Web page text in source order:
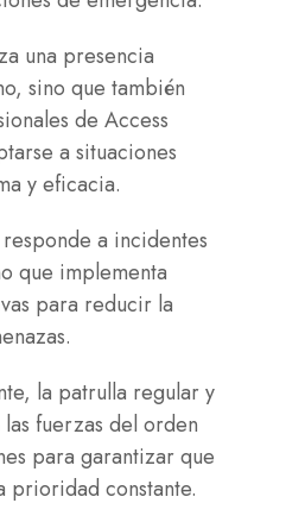
una presencia
sino que también
de Access
a situaciones
y eficacia.
a incidentes
que implementa
para reducir la
la patrulla regular y
fuerzas del orden
para garantizar que
prioridad constante.